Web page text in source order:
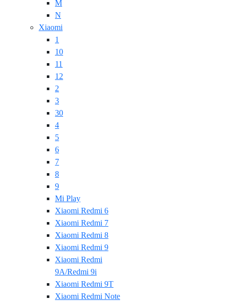
M
N
Xiaomi
1
10
11
12
2
3
30
4
5
6
7
8
9
Mi Play
Xiaomi Redmi 6
Xiaomi Redmi 7
Xiaomi Redmi 8
Xiaomi Redmi 9
Xiaomi Redmi
9A/Redmi 9i
Xiaomi Redmi 9T
Xiaomi Redmi Note